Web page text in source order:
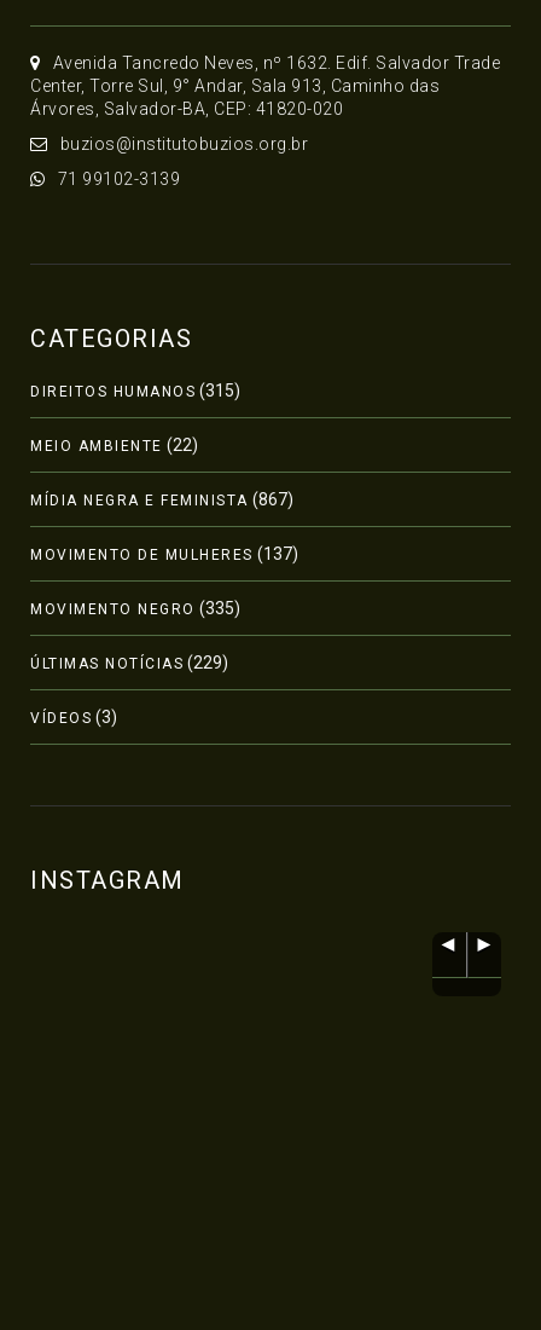
Avenida Tancredo Neves, nº 1632. Edif. Salvador Trade
Center, Torre Sul, 9° Andar, Sala 913, Caminho das
Árvores, Salvador-BA, CEP: 41820-020
buzios@institutobuzios.org.br
71 99102-3139
CATEGORIAS
DIREITOS HUMANOS (315)
MEIO AMBIENTE (22)
MÍDIA NEGRA E FEMINISTA (867)
MOVIMENTO DE MULHERES (137)
MOVIMENTO NEGRO (335)
ÚLTIMAS NOTÍCIAS (229)
VÍDEOS (3)
INSTAGRAM